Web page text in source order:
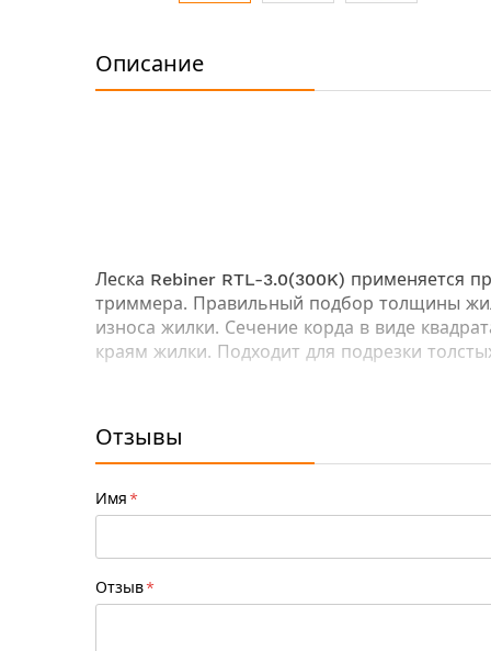
началу
галереи
Описание
Леска Rebiner RTL-3.0(300K) применяется
триммера. Правильный подбор толщины
износа жилки. Сечение корда в виде
краям жилки. Подходит для подрезки
Технические характеристики:
Диаметр: 3.0 мм
Упаковка: катушка
Армированая: нет
Цвет: красный
Отзывы
Имя
Отзыв